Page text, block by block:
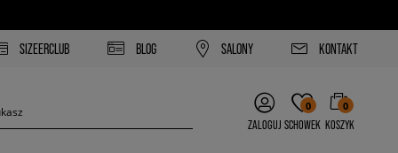
SIZEERCLUB BLOG SALONY KONTAKT
ZALOGUJ
0
SCHOWEK
0
KOSZYK